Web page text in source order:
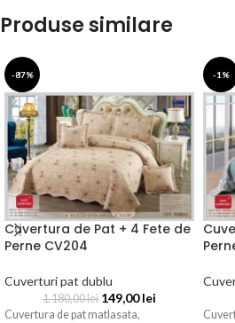
Produse similare
-87%
Cuvertura de Pat + 4 Fete de
Perne CV204
Cuverturi pat dublu
1.180,00lei 149,00lei
Cuvertura de pat matlasata,
-1%